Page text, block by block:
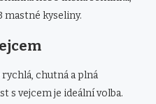
mastné kyseliny.
chutná a plná
s vejcem je ideální volba.